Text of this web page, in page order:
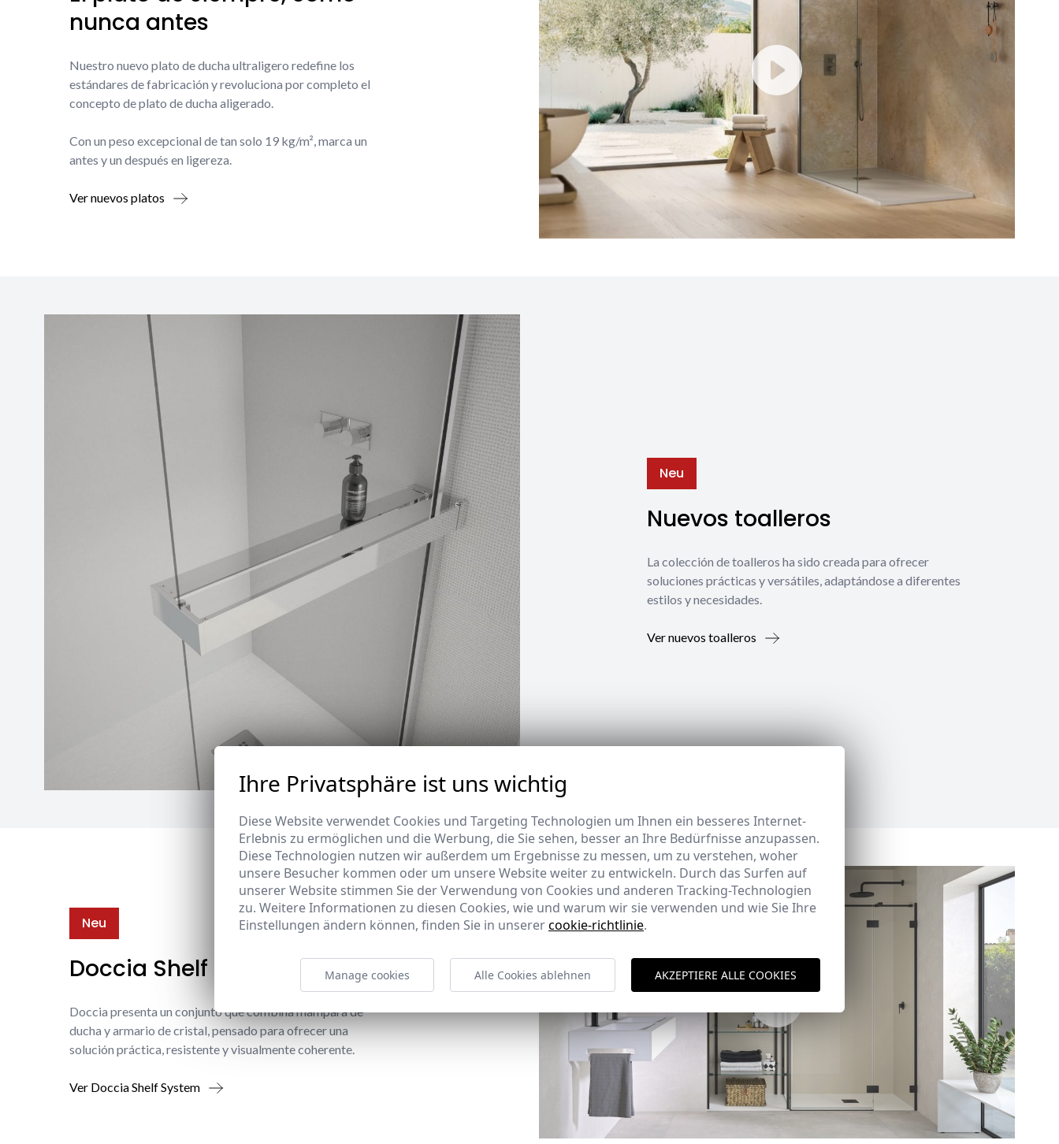
nunca antes
Nuestro nuevo plato de ducha ultraligero redefine los
estándares de fabricación y revoluciona por completo el
concepto de plato de ducha aligerado.
Con un peso excepcional de tan solo 19 kg/m², marca un
antes y un después en ligereza.
Ver nuevos platos
Neu
Nuevos toalleros
La colección de toalleros ha sido creada para ofrecer
soluciones prácticas y versátiles, adaptándose a diferentes
estilos y necesidades.
Ver nuevos toalleros
Neu
Doccia Shelf System
Doccia presenta un conjunto que combina mampara de
ducha y armario de cristal, pensado para ofrecer una
solución práctica, resistente y visualmente coherente.
Ver Doccia Shelf System
Ihre Privatsphäre ist uns wichtig
Diese Website verwendet Cookies und Targeting Technologien um Ihnen ein besseres Internet-
Erlebnis zu ermöglichen und die Werbung, die Sie sehen, besser an Ihre Bedürfnisse anzupassen.
Diese Technologien nutzen wir außerdem um Ergebnisse zu messen, um zu verstehen, woher
unsere Besucher kommen oder um unsere Website weiter zu entwickeln. Durch das Surfen auf
unserer Website stimmen Sie der Verwendung von Cookies und anderen Tracking-Technologien
zu. Weitere Informationen zu diesen Cookies, wie und warum wir sie verwenden und wie Sie Ihre
Einstellungen ändern können, finden Sie in unserercookie-richtlinie.
Manage cookies Alle Cookies ablehnen AKZEPTIERE ALLE COOKIES